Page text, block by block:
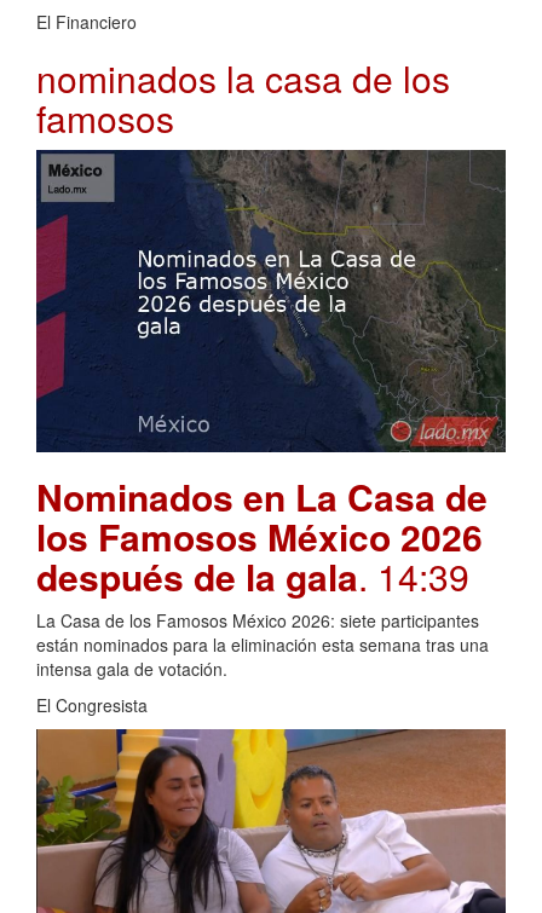
El Financiero
nominados la casa de los
famosos
Nominados en La Casa de
los Famosos México 2026
después de la gala. 14:39
La Casa de los Famosos México 2026: siete participantes
están nominados para la eliminación esta semana tras una
intensa gala de votación.
El Congresista